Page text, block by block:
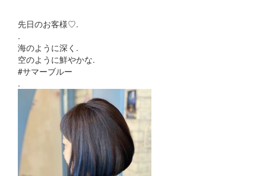
先日のお客様♡.
.
海のように深く.
空のように鮮やかな.
#サマーブルー
.